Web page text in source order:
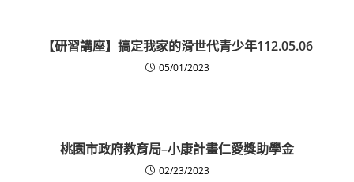
【研習講座】搞定我家的滑世代青少年112.05.06
05/01/2023
桃園市政府教育局–小康計畫仁愛獎助學金
02/23/2023